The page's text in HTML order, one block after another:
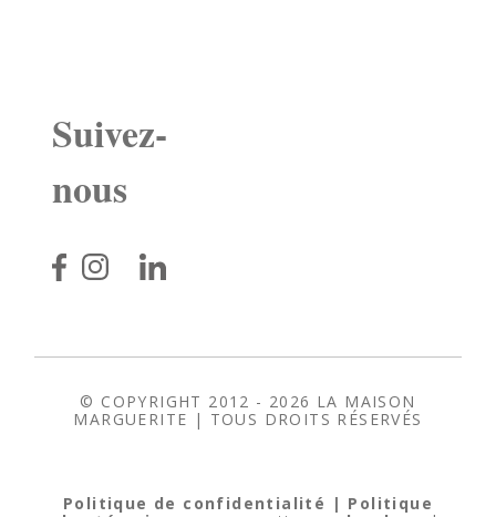
Suivez-
nous
© COPYRIGHT 2012 - 2026 LA MAISON
MARGUERITE | TOUS DROITS RÉSERVÉS
Politique de confidentialité | Politique